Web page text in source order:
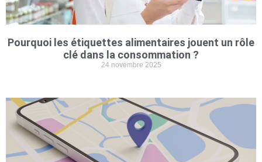
Pourquoi les étiquettes alimentaires jouent un rôle
clé dans la consommation ?
24 novembre 2025